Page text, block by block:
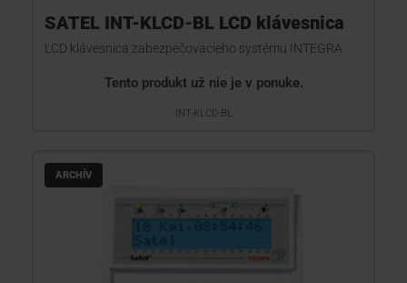
SATEL INT-KLCD-BL LCD klávesnica
LCD klávesnica zabezpečovacieho systému INTEGRA
Tento produkt už nie je v ponuke.
INT-KLCD-BL
ARCHÍV